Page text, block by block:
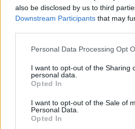
also be disclosed by us to third
Downstream Participants that may
Personal Data Processing Opt
I want to opt-out of the Sharing
personal data.
Opted In
I want to opt-out of the Sale of
Personal Data.
Opted In
του.
ΤΟΞΟΤΗΣ
άνθρωπος
ενδιαφέροντά